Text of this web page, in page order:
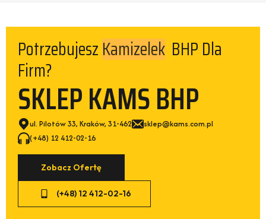
PotrzebujeszKamizelek BHP Dla
Firm?
SKLEP KAMS BHP
ul. Pilotów 33, Kraków, 31-462
sklep@kams.com.pl
(+48) 12 412-02-16
Zobacz Ofertę
(+48) 12 412-02-16